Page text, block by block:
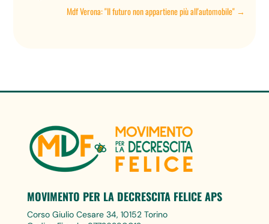
Mdf Verona: "Il futuro non appartiene più all'automobile"→
MOVIMENTO PER LA DECRESCITA FELICE APS
Corso Giulio Cesare 34, 10152 Torino